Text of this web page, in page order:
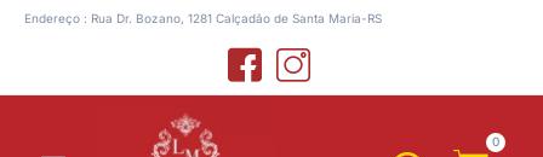
Endereço : Rua Dr. Bozano, 1281 Calçadão de Santa Maria-RS
0